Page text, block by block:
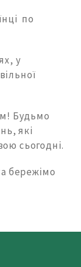
по
у
Будьмо
які
сьогодні.
бережімо